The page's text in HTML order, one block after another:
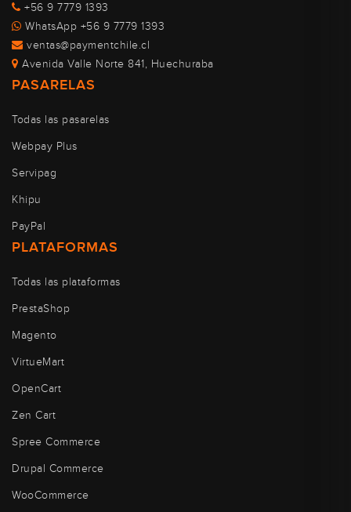
+56 9 7779 1393
WhatsApp +56 9 7779 1393
ventas@paymentchile.cl
Avenida Valle Norte 841, Huechuraba
PASARELAS
Todas las pasarelas
Webpay Plus
Servipag
Khipu
PayPal
PLATAFORMAS
Todas las plataformas
PrestaShop
Magento
VirtueMart
OpenCart
Zen Cart
Spree Commerce
Drupal Commerce
WooCommerce